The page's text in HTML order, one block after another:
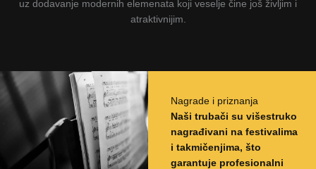
uz dodavanje modernih elemenata koji veselje čine još življim i
atraktivnijim.
Nagrade i priznanja
Naši trubači su višestruko
nagrađivani na festivalima
i takmičenjima, što
garantuje profesionalni